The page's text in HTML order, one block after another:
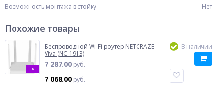
Возможность монтажа в стойку
Нет
Похожие товары
%
Беспроводной Wi-Fi роутер NETCRAZE
Viva (NC-1913)
7 287.00 руб.
7 068.00 руб.
В наличии